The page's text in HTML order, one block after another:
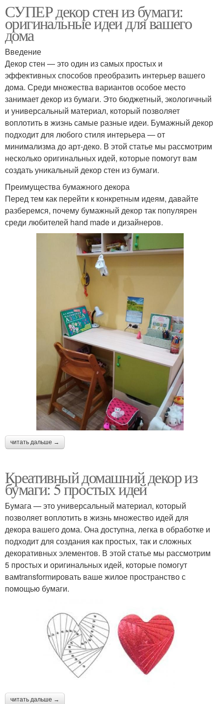
СУПЕР декор стен из бумаги:
оригинальные идеи для вашего
дома
Введение
Декор стен — это один из самых простых и
эффективных способов преобразить интерьер вашего
дома. Среди множества вариантов особое место
занимает декор из бумаги. Это бюджетный, экологичный
и универсальный материал, который позволяет
воплотить в жизнь самые разные идеи. Бумажный декор
подходит для любого стиля интерьера — от
минимализма до арт-деко. В этой статье мы рассмотрим
несколько оригинальных идей, которые помогут вам
создать уникальный декор стен из бумаги.
Преимущества бумажного декора
Перед тем как перейти к конкретным идеям, давайте
разберемся, почему бумажный декор так популярен
среди любителей hand made и дизайнеров.
читать дальше →
Креативный домашний декор из
бумаги: 5 простых идей
Бумага — это универсальный материал, который
позволяет воплотить в жизнь множество идей для
декора вашего дома. Она доступна, легка в обработке и
подходит для создания как простых, так и сложных
декоративных элементов. В этой статье мы рассмотрим
5 простых и оригинальных идей, которые помогут
вамtransformировать ваше жилое пространство с
помощью бумаги.
читать дальше →